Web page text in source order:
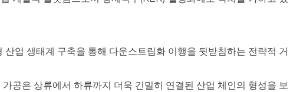
업 생태계 구축을 통해 다운스트림화 이행을 뒷받침하는 전략적 거
공은 상류에서 하류까지 더욱 긴밀히 연결된 산업 체인의 형성을 보